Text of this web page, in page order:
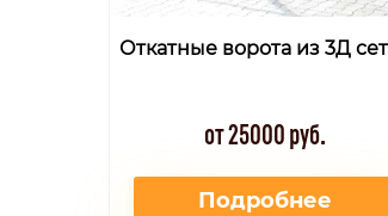
Откатные ворота из 3Д
от 25000 руб.
Подробнее